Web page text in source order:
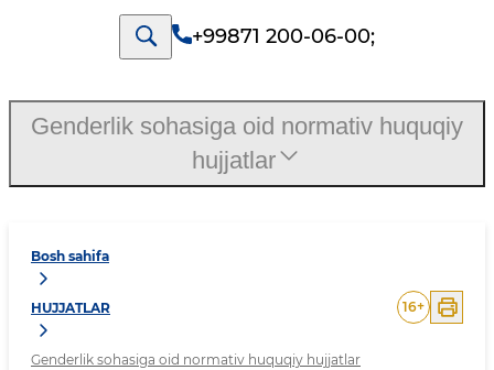
+99871 200-06-00;
Bosh sahifa
HUJJATLAR
Genderlik sohasiga oid normativ huquqiy hujjatlar
16+
Genderlik sohasiga oid normativ huquqiy
hujjatlar